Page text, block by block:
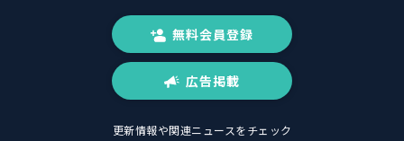
無料会員登録
広告掲載
更新情報や関連ニュースをチェック